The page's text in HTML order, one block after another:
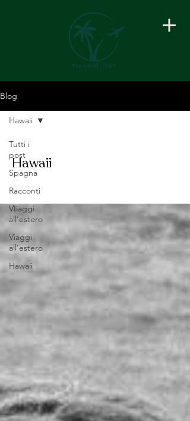
Blog
Tutti i
post
Spagna
Racconti
VIiaggi
all'estero
Viaggi
all'estero
Hawaii
Hawaii
Hawaii